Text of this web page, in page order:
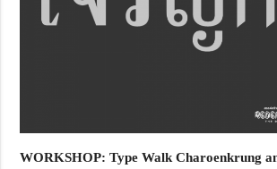
WORKSHOP: Type Walk Charoenkrung